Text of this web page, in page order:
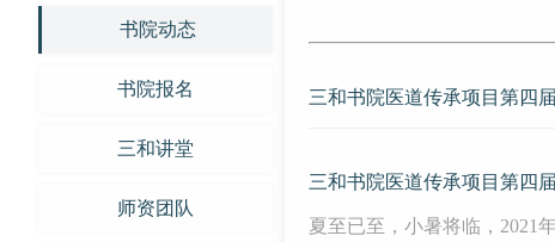
书院动态
书院报名
三和讲堂
师资团队
三和书院医道传承项目第四
三和书院医道传承项目第四
夏至已至，小暑将临，2021